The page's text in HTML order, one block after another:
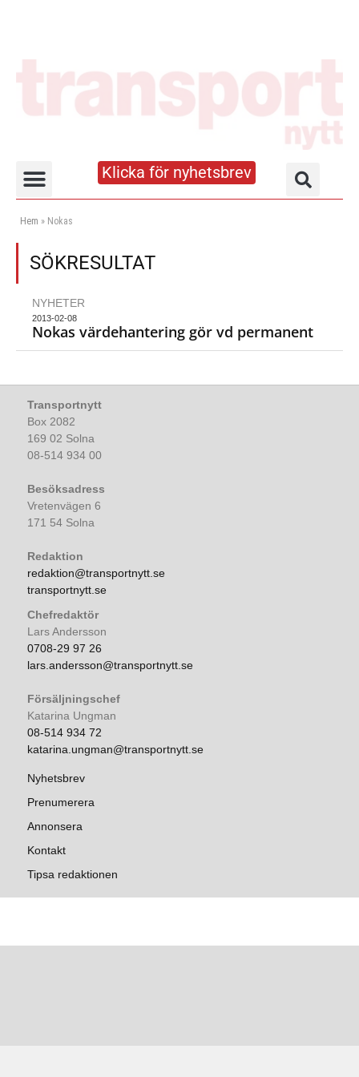
Klicka för nyhetsbrev
Hem » Nokas
SÖKRESULTAT
NYHETER
2013-02-08
Nokas värdehantering gör vd permanent
Transportnytt
Box 2082
169 02 Solna
08-514 934 00
Besöksadress
Vretenvägen 6
171 54 Solna
Redaktion
redaktion@transportnytt.se
transportnytt.se
Chefredaktör
Lars Andersson
0708-29 97 26
lars.andersson@transportnytt.se
Försäljningschef
Katarina Ungman
08-514 934 72
katarina.ungman@transportnytt.se
Nyhetsbrev
Prenumerera
Annonsera
Kontakt
Tipsa redaktionen